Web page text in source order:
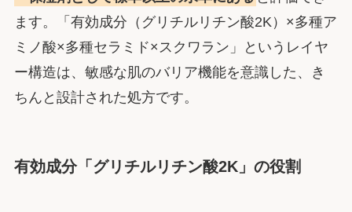
ます。「有効成分（グリチルリチン酸2K）×多種ア
ミノ酸×多種セラミド×スクワラン」というレイヤ
ー構造は、敏感な肌のバリア機能を意識した、き
ちんと設計された処方です。
有効成分「グリチルリチン酸2K」の役割